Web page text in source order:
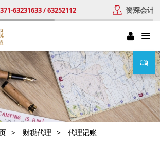
63231633 / 63252112 资深会计
> 财税代理 > 代理记账